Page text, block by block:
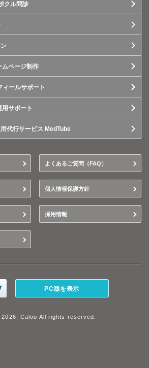
クル問診
ムページ制作
ールサポート
サポート
代行サービス MedTube
よくあるご質問（FAQ）
個人情報保護方針
採用情報
PC版を表示
Caloo All rights reserved.